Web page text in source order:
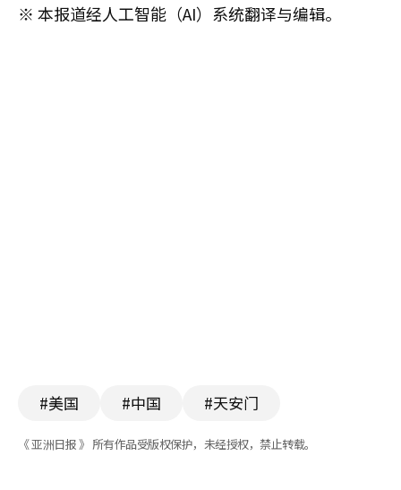
※ 本报道经人工智能（AI）系统翻译与编辑。
#美国 #中国 #天安门
《 亚洲日报 》 所有作品受版权保护，未经授权，禁止转载。